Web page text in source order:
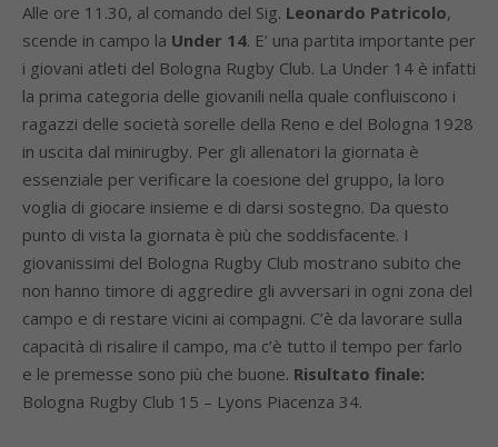
Alle ore 11.30, al comando del Sig. Leonardo Patricolo,
scende in campo la Under 14. E’ una partita importante per
i giovani atleti del Bologna Rugby Club. La Under 14 è infatti
la prima categoria delle giovanili nella quale confluiscono i
ragazzi delle società sorelle della Reno e del Bologna 1928
in uscita dal minirugby. Per gli allenatori la giornata è
essenziale per verificare la coesione del gruppo, la loro
voglia di giocare insieme e di darsi sostegno. Da questo
punto di vista la giornata è più che soddisfacente. I
giovanissimi del Bologna Rugby Club mostrano subito che
non hanno timore di aggredire gli avversari in ogni zona del
campo e di restare vicini ai compagni. C’è da lavorare sulla
capacità di risalire il campo, ma c’è tutto il tempo per farlo
e le premesse sono più che buone. Risultato finale:
Bologna Rugby Club 15 – Lyons Piacenza 34.